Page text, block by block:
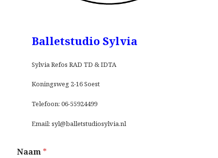
Balletstudio Sylvia
Sylvia Refos RAD TD & IDTA
Koningsweg 2-16 Soest
Telefoon: 06-55924499
Email: syl@balletstudiosylvia.nl
Naam *